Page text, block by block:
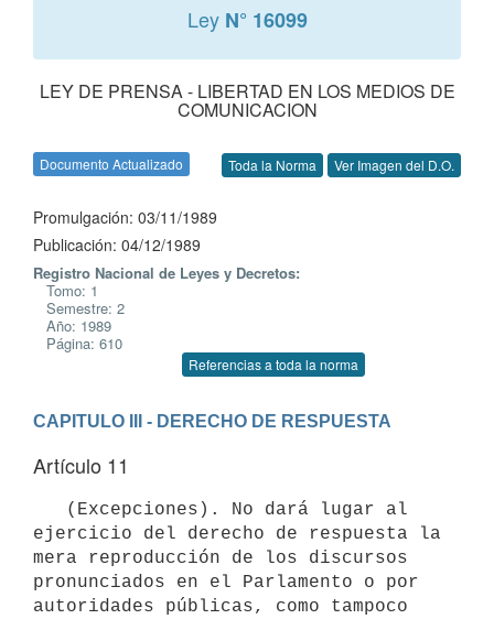
Ley N° 16099
LEY DE PRENSA - LIBERTAD EN LOS MEDIOS DE
COMUNICACION
Documento Actualizado Toda la Norma Ver Imagen del D.O.
Promulgación: 03/11/1989
Publicación: 04/12/1989
Registro Nacional de Leyes y Decretos:
Tomo: 1
Semestre: 2
Año: 1989
Página: 610
Referencias a toda la norma
CAPITULO III - DERECHO DE RESPUESTA
Artículo 11
ejercicio del derecho de respuesta la
mera reproducción de los discursos
pronunciados en el Parlamento o por
autoridades públicas, como tampoco